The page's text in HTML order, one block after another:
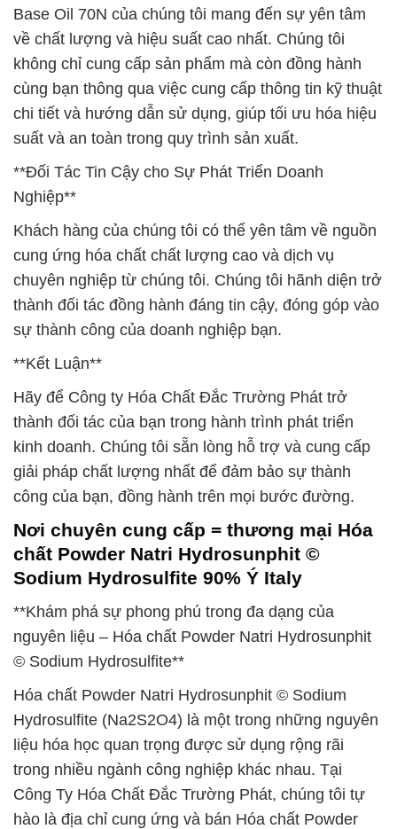
Base Oil 70N của chúng tôi mang đến sự yên tâm
về chất lượng và hiệu suất cao nhất. Chúng tôi
không chỉ cung cấp sản phẩm mà còn đồng hành
cùng bạn thông qua việc cung cấp thông tin kỹ thuật
chi tiết và hướng dẫn sử dụng, giúp tối ưu hóa hiệu
suất và an toàn trong quy trình sản xuất.
**Đối Tác Tin Cậy cho Sự Phát Triển Doanh
Nghiệp**
Khách hàng của chúng tôi có thể yên tâm về nguồn
cung ứng hóa chất chất lượng cao và dịch vụ
chuyên nghiệp từ chúng tôi. Chúng tôi hãnh diện trở
thành đối tác đồng hành đáng tin cậy, đóng góp vào
sự thành công của doanh nghiệp bạn.
**Kết Luận**
Hãy để Công ty Hóa Chất Đắc Trường Phát trở
thành đối tác của bạn trong hành trình phát triển
kinh doanh. Chúng tôi sẵn lòng hỗ trợ và cung cấp
giải pháp chất lượng nhất để đảm bảo sự thành
công của bạn, đồng hành trên mọi bước đường.
Nơi chuyên cung cấp = thương mại Hóa
chất Powder Natri Hydrosunphit ©
Sodium Hydrosulfite 90% Ý Italy
**Khám phá sự phong phú trong đa dạng của
nguyên liệu – Hóa chất Powder Natri Hydrosunphit
© Sodium Hydrosulfite**
Hóa chất Powder Natri Hydrosunphit © Sodium
Hydrosulfite (Na2S2O4) là một trong những nguyên
liệu hóa học quan trọng được sử dụng rộng rãi
trong nhiều ngành công nghiệp khác nhau. Tại
Công Ty Hóa Chất Đắc Trường Phát, chúng tôi tự
hào là địa chỉ cung ứng và bán Hóa chất Powder